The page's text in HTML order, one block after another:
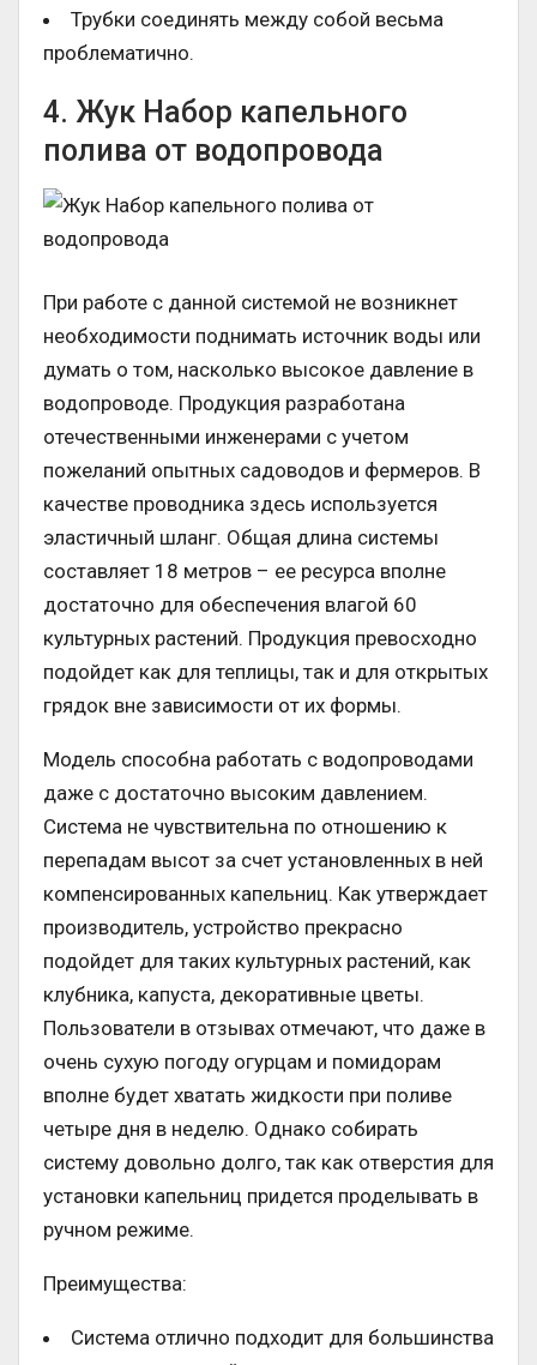
Трубки соединять между собой весьма
проблематично.
4. Жук Набор капельного
полива от водопровода
При работе с данной системой не возникнет
необходимости поднимать источник воды или
думать о том, насколько высокое давление в
водопроводе. Продукция разработана
отечественными инженерами с учетом
пожеланий опытных садоводов и фермеров. В
качестве проводника здесь используется
эластичный шланг. Общая длина системы
составляет 18 метров – ее ресурса вполне
достаточно для обеспечения влагой 60
культурных растений. Продукция превосходно
подойдет как для теплицы, так и для открытых
грядок вне зависимости от их формы.
Модель способна работать с водопроводами
даже с достаточно высоким давлением.
Система не чувствительна по отношению к
перепадам высот за счет установленных в ней
компенсированных капельниц. Как утверждает
производитель, устройство прекрасно
подойдет для таких культурных растений, как
клубника, капуста, декоративные цветы.
Пользователи в отзывах отмечают, что даже в
очень сухую погоду огурцам и помидорам
вполне будет хватать жидкости при поливе
четыре дня в неделю. Однако собирать
систему довольно долго, так как отверстия для
установки капельниц придется проделывать в
ручном режиме.
Преимущества:
Система отлично подходит для большинства